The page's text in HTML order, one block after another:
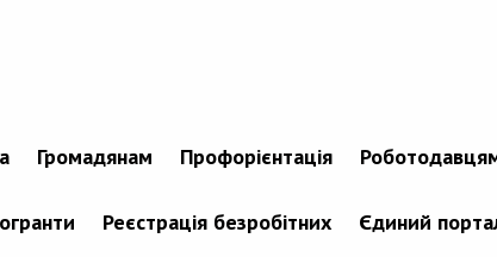
Громадянам Профорієнтація
Реєстрація безробітних Єдиний